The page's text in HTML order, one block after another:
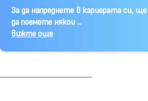
За да напреднете в кариерата си,
да поемете някои ...
вижте още